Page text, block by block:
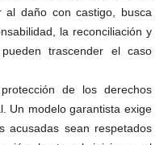
al daño con castigo, busca
la reconciliación y
trascender el caso
de los derechos
Un modelo garantista exige
acusadas sean respetados